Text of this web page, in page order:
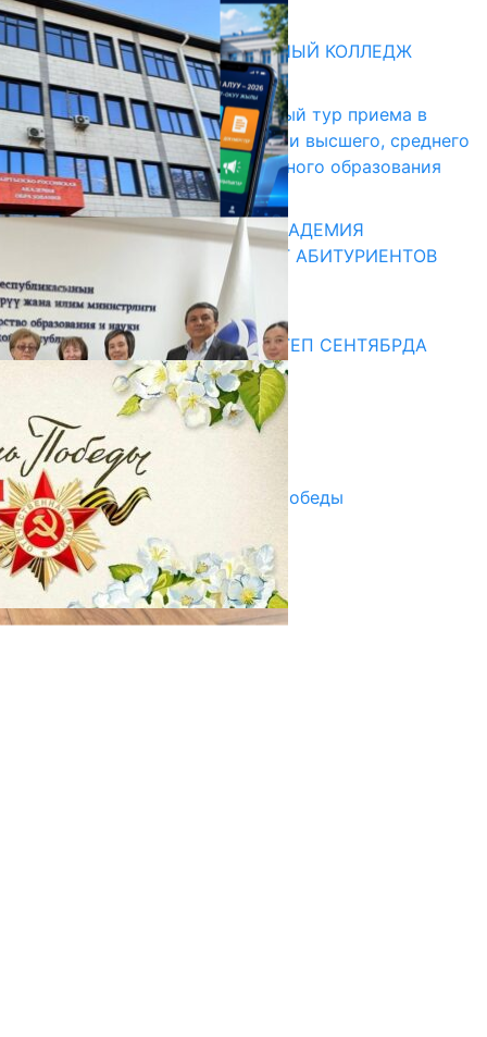
Абитуриент
БИШКЕКСКИЙ УНИВЕРСАЛЬНЫЙ КОЛЛЕДЖ
17.07.2026
В Кыргызстане начался первый тур приема в
образовательные организации высшего, среднего
и начального профессионального образования
13.07.2026
КЫРГЫЗКО-РОССИЙСКАЯ АКАДЕМИЯ
ОБРАЗОВАНИЯ ПРИГЛАШАЕТ АБИТУРИЕНТОВ
10.07.2026
Медиа
СУЗАКТА 750 ОРУНДУУ МЕКТЕП СЕНТЯБРДА
ПАЙДАЛАНУУГА БЕРИЛЕТ
07.08.2025
Улуу Жеңиштин жандуу сөзү
29.04.2025
Награды в преддверии Дня Победы
29.04.2025